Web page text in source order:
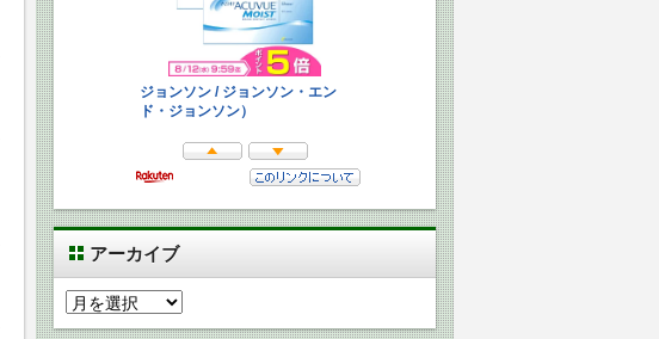
アーカイブ
ア
ー